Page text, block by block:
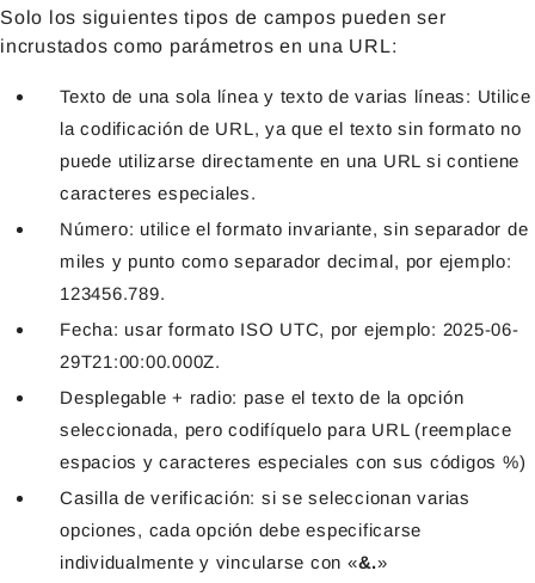
Solo los siguientes tipos de campos pueden ser
incrustados como parámetros en una URL:
Texto de una sola línea y texto de varias líneas: Utilice
la codificación de URL, ya que el texto sin formato no
puede utilizarse directamente en una URL si contiene
caracteres especiales.
Número: utilice el formato invariante, sin separador de
miles y punto como separador decimal, por ejemplo:
123456.789.
Fecha: usar formato ISO UTC, por ejemplo: 2025-06-
29T21:00:00.000Z.
Desplegable + radio: pase el texto de la opción
seleccionada, pero codifíquelo para URL (reemplace
espacios y caracteres especiales con sus códigos %)
Casilla de verificación: si se seleccionan varias
opciones, cada opción debe especificarse
individualmente y vincularse con «&.»